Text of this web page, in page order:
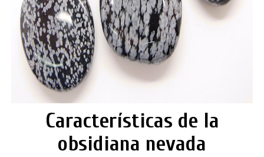
Características de la
obsidiana nevada